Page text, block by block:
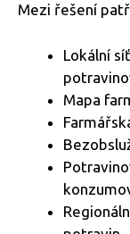
Mezi řešení
Lokální
Mapa